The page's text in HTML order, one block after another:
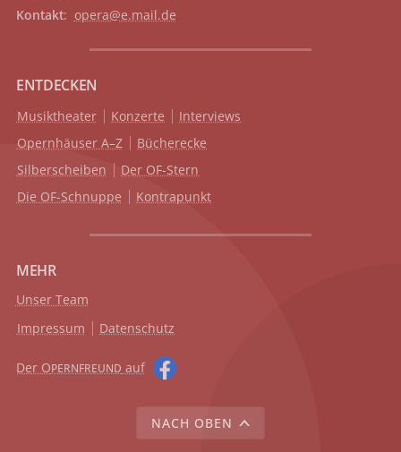
Kontakt: opera@e.mail.de
ENTDECKEN
Musiktheater Konzerte
Interviews
Opernhäuser A–Z
Bücherecke
Silberscheiben
Der OF-Stern
Die OF-Schnuppe
Kontrapunkt
MEHR
Unser Team
Impressum
Datenschutz
Der OPERNFREUND auf
NACH OBEN